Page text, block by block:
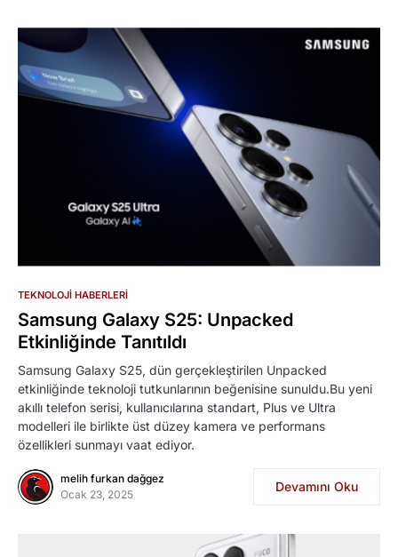
TEKNOLOJI HABERLERI
Samsung Galaxy S25: Unpacked
Etkinliğinde Tanıtıldı
Samsung Galaxy S25, dün gerçekleştirilen Unpacked
etkinliğinde teknoloji tutkunlarının beğenisine sunuldu.Bu yeni
akıllı telefon serisi, kullanıcılarına standart, Plus ve Ultra
modelleri ile birlikte üst düzey kamera ve performans
özellikleri sunmayı vaat ediyor.
melih furkan dağgez
Ocak 23, 2025
Devamını Oku